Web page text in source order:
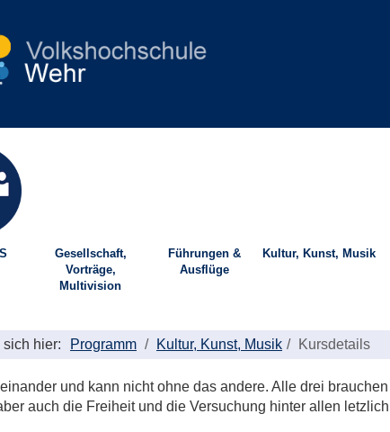
Gesellschaft,
Vorträge,
Multivision
Führungen &
Ausflüge
Kultur, Kunst, Musik
hier: Programm Kultur, Kunst, Musik Kursdetails
und kann nicht ohne das andere. Alle drei
auch die Freiheit und die Versuchung hinter allen